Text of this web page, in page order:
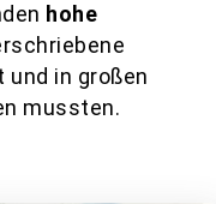
hohe
und in großen
mussten.